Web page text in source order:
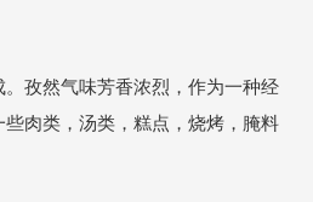
孜然气味芳香浓烈，作为一种经
肉类，汤类，糕点，烧烤，腌料